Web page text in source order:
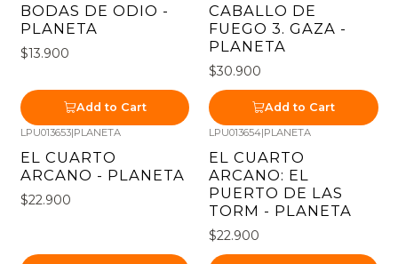
BODAS DE ODIO -
PLANETA
$13.900
Add to Cart
CABALLO DE
FUEGO 3. GAZA -
PLANETA
$30.900
Add to Cart
LPU013653|PLANETA
EL CUARTO
ARCANO - PLANETA
$22.900
LPU013654|PLANETA
EL CUARTO
ARCANO: EL
PUERTO DE LAS
TORM - PLANETA
$22.900